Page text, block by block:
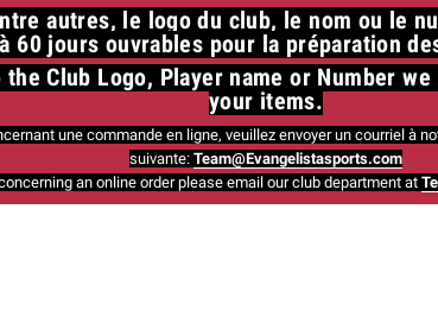
autres, le logo du club, le nom ou le
à 60 jours ouvrables pour la préparation
Club Logo, Player name or Number
your items.
une commande en ligne, veuillez envoyer un courriel à
suivante: Team@Evangelistasports.com
an online order please email our club department at